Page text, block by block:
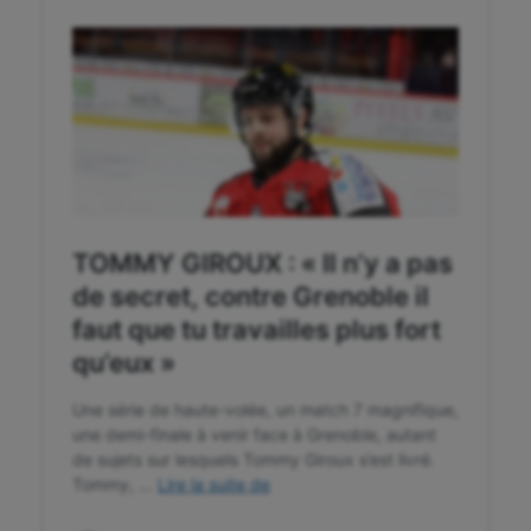
Tir à l'arc
Triathlon
Ultimate frisbee
Wakeboard
Water-polo